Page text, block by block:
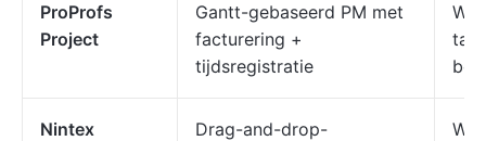
ProProfs
Project
Gantt-gebaseerd PM met
facturering +
tijdsregistratie
Nintex
Drag-and-drop-